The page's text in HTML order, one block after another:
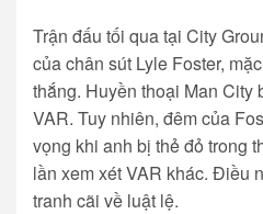
Trận đấu tối qua tại City
của chân sút Lyle Foster,
thắng. Huyền thoại Man City
VAR. Tuy nhiên, đêm của
vọng khi anh bị thẻ đỏ trong
lần xem xét VAR khác. Điều
tranh cãi về luật lệ.